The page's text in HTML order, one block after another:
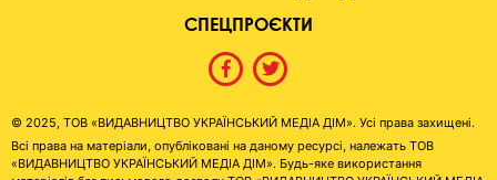
СПЕЦПРОЄКТИ
© 2025, ТОВ «ВИДАВНИЦТВО УКРАЇНСЬКИЙ МЕДІА ДІМ». Усі права захищені.
Всі права на матеріали, опубліковані на даному ресурсі, належать ТОВ
«ВИДАВНИЦТВО УКРАЇНСЬКИЙ МЕДІА ДІМ». Будь-яке використання